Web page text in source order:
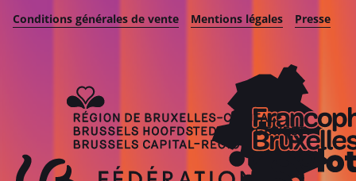
Conditions générales de vente
Mentions légales Presse